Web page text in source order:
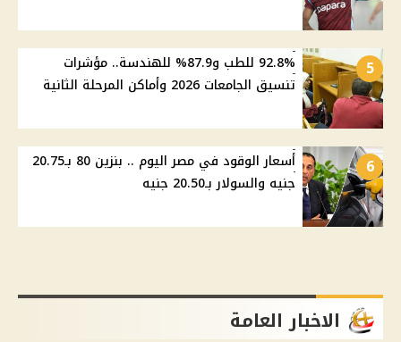
5
92.8% للطب و87.9% للهندسة.. مؤشرات
تنسيق الجامعات 2026 وأماكن المرحلة الثانية
6
أسعار الوقود في مصر اليوم .. بنزين 80 بـ20.75
جنيه والسولار بـ20.50 جنيه
الاخبار العامة